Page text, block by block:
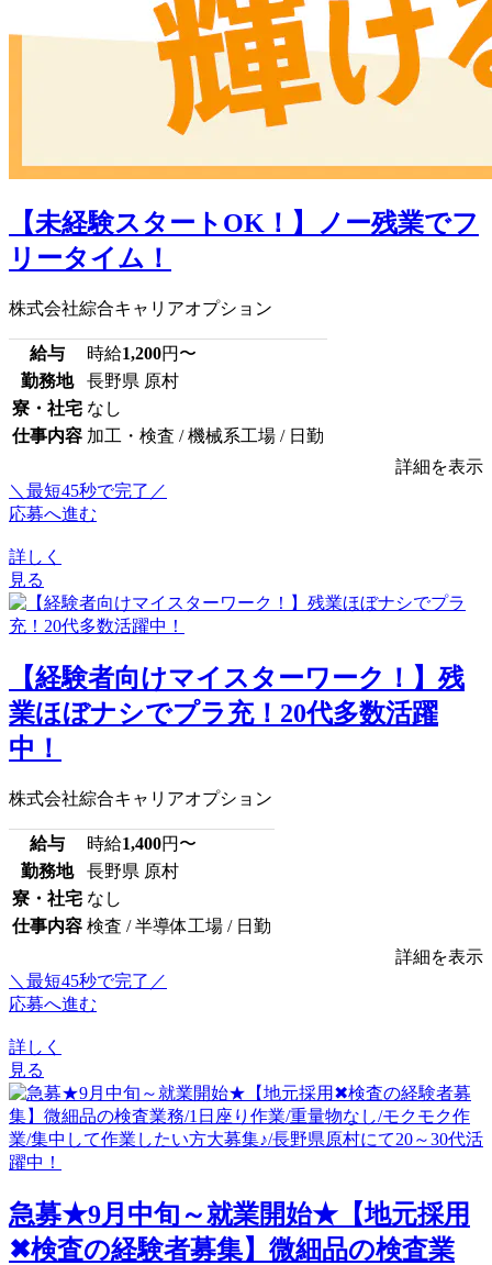
【未経験スタートOK！】ノー残業でフ
リータイム！
株式会社綜合キャリアオプション
給与 時給1,200円〜
勤務地
長野県 原村
寮・社宅 なし
仕事内容 加工・検査 / 機械系工場 / 日勤
詳細を表示
＼最短45秒で完了／
応募へ進む
詳しく
見る
【経験者向けマイスターワーク！】残
業ほぼナシでプラ充！20代多数活躍
中！
株式会社綜合キャリアオプション
給与 時給1,400円〜
勤務地
長野県 原村
寮・社宅 なし
仕事内容 検査 / 半導体工場 / 日勤
詳細を表示
＼最短45秒で完了／
応募へ進む
詳しく
見る
急募★9月中旬～就業開始★【地元採用
✖検査の経験者募集】微細品の検査業